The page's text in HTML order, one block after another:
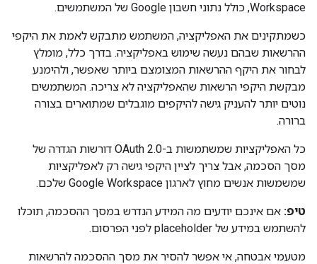
Workspace, כולל נתוני חשבון Google של המשתמשים.
כשמתקינים את האפליקציה, המשתמש מתבקש לאמת את היקפי
ההרשאות שבהם נעשה שימוש באפליקציה. בדרך כלל, מומלץ
לבחור את היקף ההרשאות המצומצם ביותר שאפשר, ולהימנע
מבקשת היקפי הרשאות שהאפליקציה לא צריכה. המשתמשים
נוטים יותר להעניק גישה להיקפים מוגבלים שמתוארים בצורה
ברורה.
כל האפליקציות שמשתמשות ב-OAuth 2.0 דורשות הגדרה של
מסך הסכמה, אבל צריך לציין היקפי גישה רק לאפליקציות
שמשמשות אנשים מחוץ לארגון Google Workspace שלכם.
טיפ: אם אינכם יודעים מה המידע הנדרש במסך ההסכמה, תוכלו
להשתמש במידע של placeholder לפני הפרסום.
מטעמי אבטחה, אי אפשר להסיר את מסך ההסכמה להרשאות